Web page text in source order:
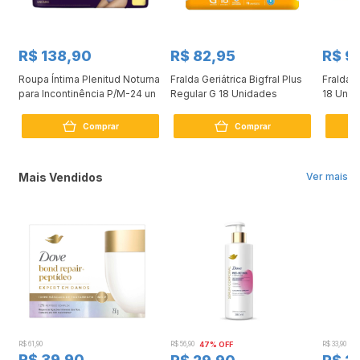
R$ 138,90
Roupa Íntima Plenitud Noturna
para Incontinência P/M-24 un
Comprar
R$ 82,95
Fralda Geriátrica Bigfral Plus
Regular G 18 Unidades
Comprar
R$
Fralda
18
Ver mais
Mais Vendidos
R$ 61,90 R$ 56,90 47% OFF R$ 33,90